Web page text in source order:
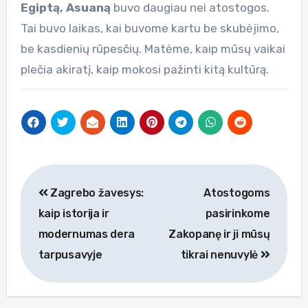
Egiptą, Asuaną buvo daugiau nei atostogos.
Tai buvo laikas, kai buvome kartu be skubėjimo,
be kasdienių rūpesčių. Matėme, kaip mūsų vaikai
plečia akiratį, kaip mokosi pažinti kitą kultūrą.
Navigacija
tarp
įrašų
Zagrebo žavesys:
kaip istorija ir
modernumas dera
tarpusavyje
Atostogoms
pasirinkome
Zakopanę ir ji mūsų
tikrai nenuvylė